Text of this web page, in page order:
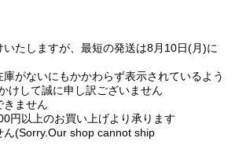
たしますが、最短の発送は8月10日(月)に
がないにもかかわらず表示されているよう
けして誠に申し訳ございません
きません
円以上のお買い上げより承ります
ん(Sorry.Our shop cannot ship